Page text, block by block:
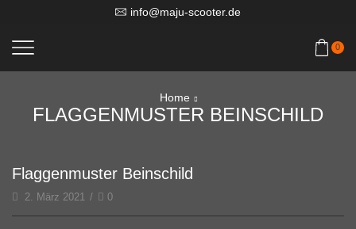
info@maju-scooter.de
0
Home
FLAGGENMUSTER BEINSCHILD
Flaggenmuster Beinschild
2. März 2021 / 0